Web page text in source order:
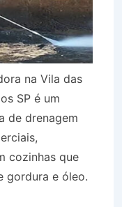
na Vila das
SP é um
de drenagem
cozinhas que
gordura e óleo.